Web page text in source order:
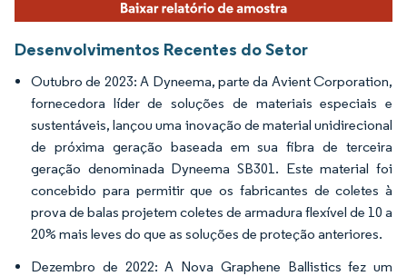
Desenvolvimentos Recentes do Setor
Outubro de 2023: A Dyneema, parte da Avient Corporation,
fornecedora líder de soluções de materiais especiais e
sustentáveis, lançou uma inovação de material unidirecional
de próxima geração baseada em sua fibra de terceira
geração denominada Dyneema SB301. Este material foi
concebido para permitir que os fabricantes de coletes à
prova de balas projetem coletes de armadura flexível de 10 a
20% mais leves do que as soluções de proteção anteriores.
Dezembro de 2022: A Nova Graphene Ballistics fez um